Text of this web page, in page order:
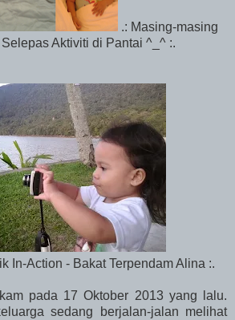
.: Masing-masing
Aktiviti di Pantai ^_^ :.
In-Action - Bakat Terpendam Alina :.
pada 17 Oktober 2013 yang lalu.
sedang berjalan-jalan melihat